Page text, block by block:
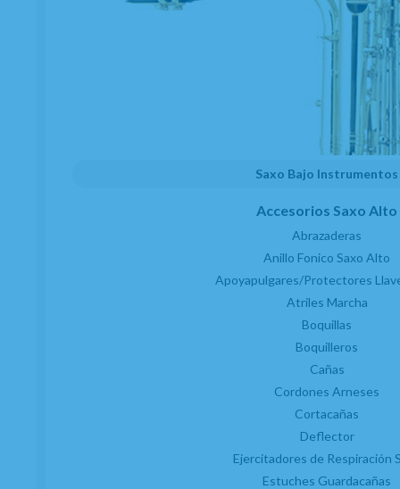
Saxo Bajo Instrumentos
Accesorios Saxo Alto
Abrazaderas
Anillo Fonico Saxo Alto
Apoyapulgares/Protectores
Atriles Marcha
Boquillas
Boquilleros
Cañas
Cordones Arneses
Cortacañas
Deflector
Ejercitadores de Respiración
Estuches Guardacañas